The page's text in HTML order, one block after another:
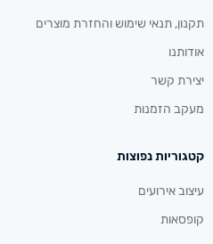
תקנון, תנאי שימוש והחזרת מוצרים
אודותנו
יצירת קשר
מעקב הזמנות
קטגוריות נפוצות
עיצוב אירועים
קופסאות